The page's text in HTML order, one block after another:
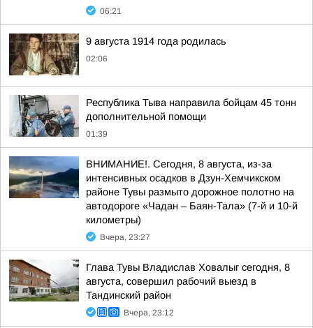
06:21
9 августа 1914 года родилась
02:06
Республика Тыва направила бойцам 45 тонн
дополнительной помощи
01:39
ВНИМАНИЕ!. Сегодня, 8 августа, из-за
интенсивных осадков в Дзун-Хемчикском
районе Тувы размыто дорожное полотно на
автодороге «Чадан – Баян-Тала» (7-й и 10-й
километры)
Вчера, 23:27
Глава Тувы Владислав Ховалыг сегодня, 8
августа, совершил рабочий выезд в
Тандинский район
Вчера, 23:12